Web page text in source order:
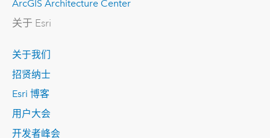
ArcGIS Architecture Center
关于 Esri
关于我们
招贤纳士
Esri 博客
用户大会
开发者峰会